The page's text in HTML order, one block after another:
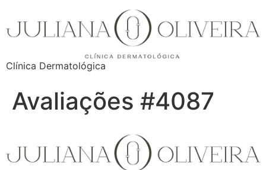
Clínica Dermatológica
Avaliações #4087